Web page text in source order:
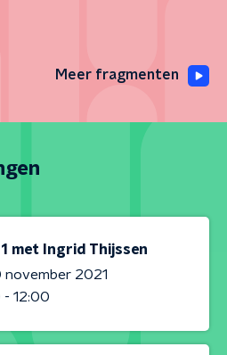
Meer fragmenten
1 met Ingrid Thijssen
november 2021
- 12:00